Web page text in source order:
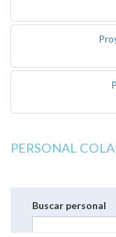
PERSONAL
Buscar personal